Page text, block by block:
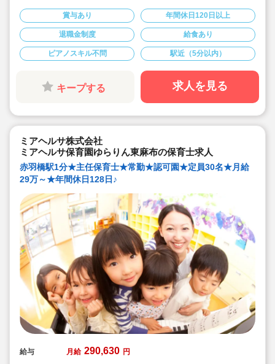
◆定員101名の認可保育園、主任職の募集です！
◆「芝浦ふ頭駅」徒歩5分、JR山手線「田町駅」も徒歩
圏内！
◆月給369,863円～+経験手当て/賞与2～3か月☆
◆別途支給の手当も充実な好待遇♪
◆借り上げ社宅制度あり/家賃負担月1万円～☆初期費用
（敷金/礼金/仲介/鍵交換/火災保険）は全額法人負担で入
◆完全週休二日制で年休123日。有給は入社時3日と半年
後に10日付与！プライベートも大切にできる環境です。
◆結婚・出産祝い、永年勤続表彰など、長く勤める方に
◆有給休暇は取得率73％と高く、初年度は入社時に3日
アップ可能！
賞与あり 年間休日120日以上
退職金制度 給食あり
ピアノスキル不問 駅近（5分以内）
キープする 求人を見る
ミアヘルサ株式会社
ミアヘルサ保育園ゆらりん東麻布の保育士求人
赤羽橋駅1分★主任保育士★常勤★認可園★定員30名★月給
29万～★年間休日128日♪
給与 月給 290,630 円